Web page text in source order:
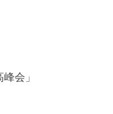
会」